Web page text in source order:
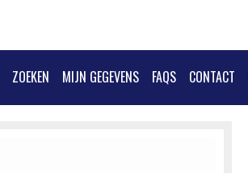
ZOEKEN MIJN GEGEVENS FAQS CONTACT